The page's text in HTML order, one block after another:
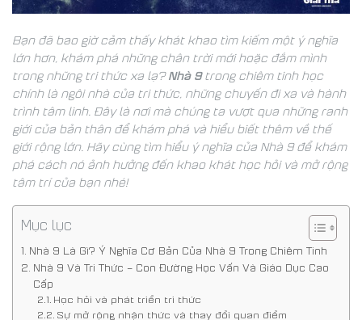
Bạn đã bao giờ cảm thấy khát khao tìm kiếm một ý nghĩa
lớn hơn, khám phá những chân trời mới hoặc đắm mình
trong những tri thức xa lạ?Nhà 9trong chiêm tinh học
chính là ngôi nhà của tri thức, những chuyến đi xa và hành
trình tâm linh. Đây là nơi mà chúng ta vượt qua những ranh
giới của bản thân để khám phá và hiểu biết thêm về thế
giới rộng lớn. Hãy cùng tìm hiểu ý nghĩa của Nhà 9 để khám
phá cách nó ảnh hưởng đến khao khát học hỏi và mở rộng
tâm trí của bạn nhé!
Mục lục
Nhà 9 Là Gì? Ý Nghĩa Cơ Bản Của Nhà 9 Trong Chiêm Tinh
Nhà 9 Và Tri Thức – Con Đường Học Vấn Và Giáo Dục Cao
Cấp
Học hỏi và phát triển tri thức
Sự mở rộng nhận thức và thay đổi quan điểm